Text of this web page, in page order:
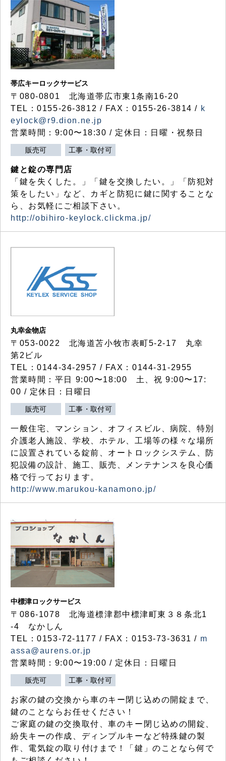
帯広キーロックサービス
〒080-0801 北海道帯広市東1条南16-20
TEL：0155-26-3812 / FAX：0155-26-3814 / k
eylock@r9.dion.ne.jp
営業時間：9:00〜18:30 / 定休日：日曜・祝祭日
販売可 工事・取付可
鍵と錠の専門店
「鍵を失くした。」「鍵を交換したい。」「防犯対
策をしたい」など、カギと防犯に鍵に関することな
ら、お気軽にご相談下さい。
http://obihiro-keylock.clickma.jp/
丸幸金物店
〒053-0022 北海道苫小牧市表町5-2-17 丸幸
第2ビル
TEL：0144-34-2957 / FAX：0144-31-2955
営業時間：平日 9:00〜18:00 土、祝 9:00〜17:
00 / 定休日：日曜日
販売可 工事・取付可
一般住宅、マンション、オフィスビル、病院、特別
介護老人施設、学校、ホテル、工場等の様々な場所
に設置されている錠前、オートロックシステム、防
犯設備の設計、施工、販売、メンテナンスを良心価
格で行っております。
http://www.marukou-kanamono.jp/
中標津ロックサービス
〒086-1078 北海道標津郡中標津町東３８条北1
-4 なかしん
TEL：0153-72-1177 / FAX：0153-73-3631 / m
assa@aurens.or.jp
営業時間：9:00〜19:00 / 定休日：日曜日
販売可 工事・取付可
お家の鍵の交換から車のキー閉じ込めの開錠まで、
鍵のことならお任せください！
ご家庭の鍵の交換取付、車のキー閉じ込めの開錠、
紛失キーの作成、ディンプルキーなど特殊鍵の製
作、電気錠の取り付けまで！「鍵」のことなら何で